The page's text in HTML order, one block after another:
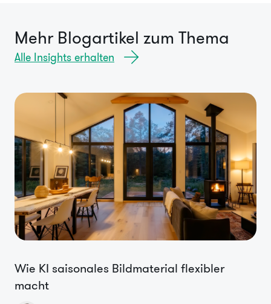
Mehr Blogartikel zum Thema
Alle Insights erhalten
Wie KI saisonales Bildmaterial flexibler
macht